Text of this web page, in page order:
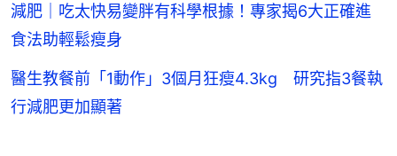
減肥｜吃太快易變胖有科學根據！專家揭6大正確進
食法助輕鬆瘦身
醫生教餐前「1動作」3個月狂瘦4.3kg 研究指3餐執
行減肥更加顯著